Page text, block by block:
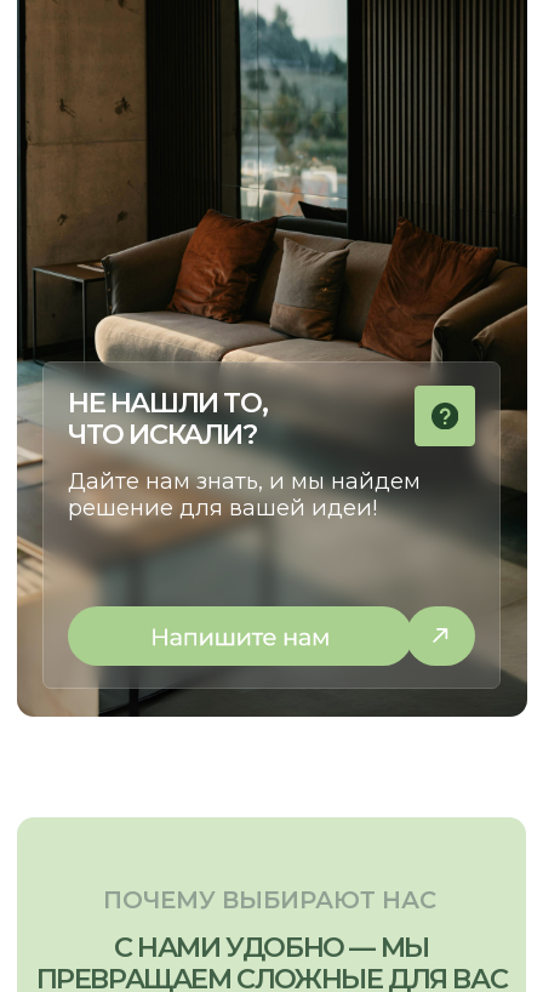
КЛИЕНТЫ О НАС
KOLESNIKOVA MARINA
Смотреть на 2Гис
Хочу сказать огромное спасибо, ребята
Олесе, Евгении и Александру.
Заказывали у них кухню. Кухня
маленькая, в хрущёвке очень много
нюансов, очень много проблем. Кухню
елали на отлично. Просматривали
каждый элемент, каждый сантиметр.
Во-первых, это красиво, удобно,
качественно...
LOSTCPACKET
Смотреть на 2Гис
Я заказывал кухню в стиле
Из пожеланий у меня была
фотография кухни, которая
нравилась. Согласование
прошло легко, потому что
вопросам мне помогали.
конструкторских и
решений Евгения взяла...
ОСТАВЬТЕ КОНТАКТЫ
РАССКАЖИТЕ, ЧТО ВАМ НУЖНО,
И МЫ ПРЕДЛОЖИМ ЛУЧШЕЕ
РЕШЕНИЕ